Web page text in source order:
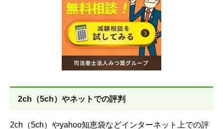
2ch（5ch）やネットでの評判
2ch（5ch）やyahoo知恵袋などインターネット上での評